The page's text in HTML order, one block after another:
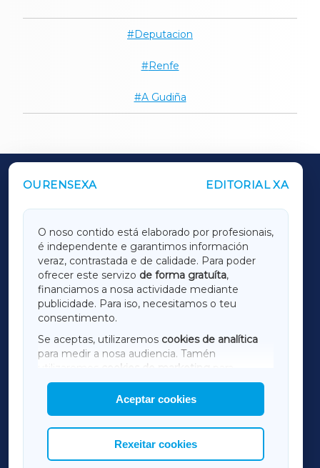
Deputacion
Renfe
A Gudiña
OURENSEXA EDITORIAL XA
O noso contido está elaborado por profesionais,
é independente e garantimos información
veraz, contrastada e de calidade. Para poder
ofrecer este servizo de forma gratuíta,
financiamos a nosa actividade mediante
publicidade. Para iso, necesitamos o teu
consentimento.
Se aceptas, utilizaremos cookies de analítica
para medir a nosa audiencia. Tamén
utilizaremos
cookies de marketing
mostrar publicidade de terceiros.
Así mesmo, podes personalizar a elección das
cookies que desexas permitir.
Aceptar cookies
Rexeitar cookies
OUTROS PERIÓDICOS
LUGOXA
TERRACHAXA
AMARIÑAXA
RIBEIRASACRAXA
ACORUÑAXA